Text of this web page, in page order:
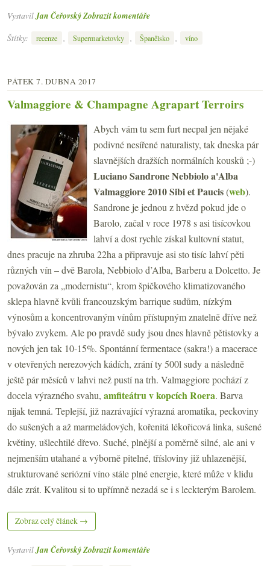
VystavilJan ČeřovskýZobrazit komentáře
Štítky:
recenze Supermarketovky Španělsko víno
PÁTEK 7. DUBNA 2017
Valmaggiore & Champagne Agrapart Terroirs
Abych vám tu sem furt necpal jen nějaké
podivné nesířené naturalisty, tak dneska pár
slavnějších dražších normálních kousků ;-)
Luciano Sandrone Nebbiolo a'Alba
Valmaggiore 2010 Sibi et Paucis(web).
Sandrone je jednou z hvězd pokud jde o
Barolo, začal v roce 1978 s asi tisícovkou
lahví a dost rychle získal kultovní statut,
dnes pracuje na zhruba 22ha a připravuje asi sto tisíc lahví pěti
různých vín – dvě Barola, Nebbiolo d’Alba, Barberu a Dolcetto. Je
považován za „modernistu“, krom špičkového klimatizovaného
sklepa hlavně kvůli francouzským barrique sudům, nízkým
výnosům a koncentrovaným vínům přístupným znatelně dříve než
bývalo zvykem. Ale po pravdě sudy jsou dnes hlavně pětistovky a
nových jen tak 10-15%. Spontánní fermentace (sakra!) a macerace
v otevřených nerezových kádích, zrání ty 500l sudy a následně
ještě pár měsíců v lahvi než pustí na trh. Valmaggiore pochází z
docela výrazného svahu, amfiteátru v kopcích Roera. Barva
nijak temná. Teplejší, již nazrávající výrazná aromatika, peckoviny
do sušených a až marmeládových, kořenitá lékořicová linka, sušené
květiny, ušlechtilé dřevo. Suché, plnější a poměrně silné, ale ani v
nejmenším utahané a výborně pitelné, třísloviny již uhlazenější,
strukturované seriózní víno stále plné energie, které může v klidu
dále zrát. Kvalitou si to upřímně nezadá se i s leckterým Barolem.
Zobraz celý článek →
Vystavil Jan ČeřovskýZobrazit komentáře